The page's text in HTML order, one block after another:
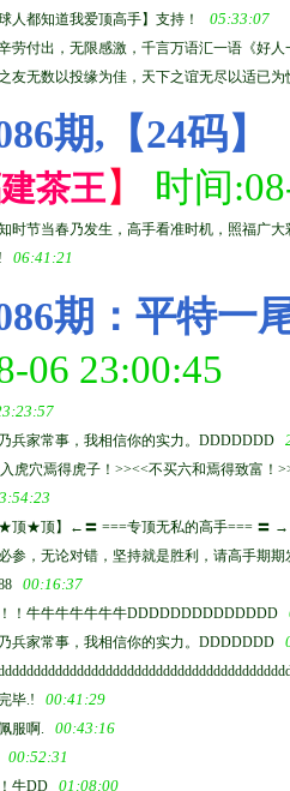
人都知道我爱顶高手】支持！
05:33:07
劳付出，无限感激，千言万语汇一语《好
友无数以投缘为佳，天下之谊无尽以适已
期,【24码
茶王】 时间
时节当春乃发生，高手看准时机，照福广
06:41:21
期：平特一
06 23:00:45
兵家常事，我相信你的实力。DDDDDDD
虎穴焉得虎子！>><<不买六和焉得致富！
顶★顶】←〓 ===专顶无私的高手=== 〓
参，无论对错，坚持就是胜利，请高手期期
00:16:37
！牛牛牛牛牛牛牛DDDDDDDDDDDDDD
兵家常事，我相信你的实力。DDDDDDD
毕.!
00:41:29
服啊.
00:43:16
00:52:31
牛DD 01:08:00